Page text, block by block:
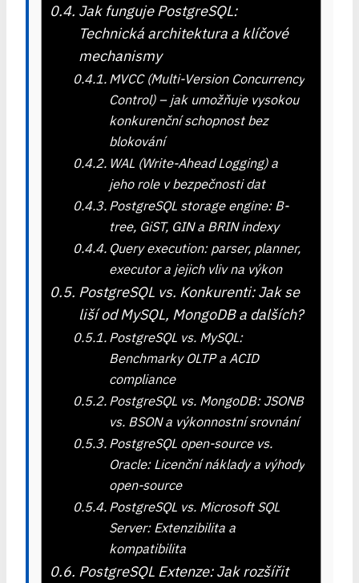
Jak funguje PostgreSQL:
Technická architektura a klíčové
mechanismy
MVCC (Multi-Version Concurrency
Control) – jak umožňuje vysokou
konkurenční schopnost bez
blokování
WAL (Write-Ahead Logging) a
jeho role v bezpečnosti dat
PostgreSQL storage engine: B-
tree, GiST, GIN a BRIN indexy
Query execution: parser, planner,
executor a jejich vliv na výkon
PostgreSQL vs. Konkurenti: Jak se
liší od MySQL, MongoDB a dalších?
PostgreSQL vs. MySQL:
Benchmarky OLTP a ACID
compliance
PostgreSQL vs. MongoDB: JSONB
vs. BSON a výkonnostní srovnání
PostgreSQL open-source vs.
Oracle: Licenční náklady a výhody
open-source
PostgreSQL vs. Microsoft SQL
Server: Extenzibilita a
kompatibilita
PostgreSQL Extenze: Jak rozšířit